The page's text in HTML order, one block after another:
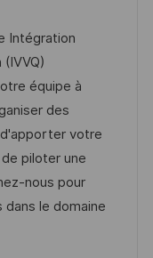
t
e
g
o
r
a
Intégration
équipe à
des
votre
piloter une
nous pour
le domaine